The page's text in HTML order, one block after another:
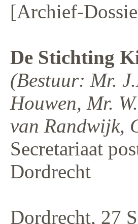
[Archief-
De Stichting
(Bestuur: Mr.
Houwen, Mr.
van Randwijk,
Secretariaat
Dordrecht
Dordrecht, 27